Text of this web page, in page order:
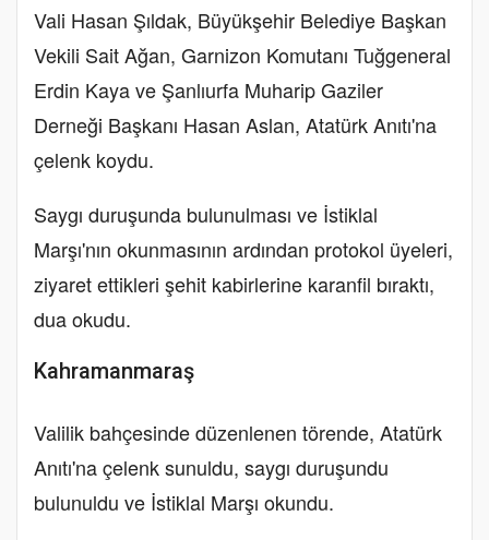
Vali Hasan Şıldak, Büyükşehir Belediye Başkan
Vekili Sait Ağan, Garnizon Komutanı Tuğgeneral
Erdin Kaya ve Şanlıurfa Muharip Gaziler
Derneği Başkanı Hasan Aslan, Atatürk Anıtı'na
çelenk koydu.
Saygı duruşunda bulunulması ve İstiklal
Marşı'nın okunmasının ardından protokol üyeleri,
ziyaret ettikleri şehit kabirlerine karanfil bıraktı,
dua okudu.
Kahramanmaraş
Valilik bahçesinde düzenlenen törende, Atatürk
Anıtı'na çelenk sunuldu, saygı duruşundu
bulunuldu ve İstiklal Marşı okundu.